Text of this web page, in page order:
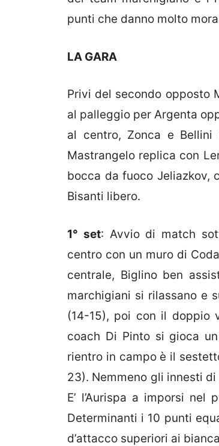
punti che danno molto
LA GARA
Privi del secondo opposto
al palleggio per Argenta
al centro, Zonca e Bellini
Mastrangelo replica con
bocca da fuoco Jeliazkov,
Bisanti libero.
1° set: Avvio di match
centro con un muro di
centrale, Biglino ben
marchigiani si rilassano e
(14-15), poi con il doppio
coach Di Pinto si gioca
rientro in campo è il
23). Nemmeno gli innesti
E’ l’Aurispa a imporsi
Determinanti i 10 punti
d’attacco superiori ai